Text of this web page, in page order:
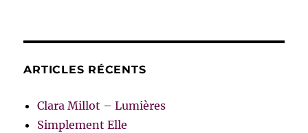
ARTICLES RÉCENTS
Clara Millot – Lumières
Simplement Elle